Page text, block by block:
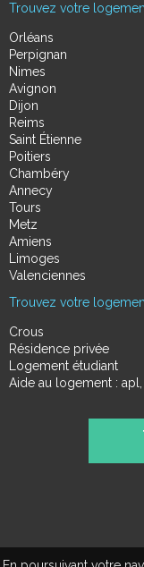
Trouvez votre
Orléans
Perpignan
Nimes
Avignon
Dijon
Reims
Saint Étienne
Poitiers
Chambéry
Annecy
Tours
Metz
Amiens
Limoges
Valenciennes
Trouvez votre
Crous
Résidence privée
Logement étudiant
Aide au logement :